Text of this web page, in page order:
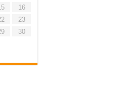
16
23
30